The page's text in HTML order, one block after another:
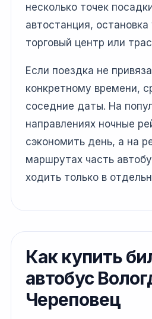
несколько точек
автостанция,
торговый центр или
Если поездка не
конкретному времени,
соседние даты. На
направлениях ночные
сэкономить день, а на
маршрутах часть
ходить только в
Как купить
автобус
Череповец